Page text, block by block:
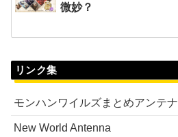
微妙？
リンク集
モンハンワイルズまとめアンテナ
New World Antenna